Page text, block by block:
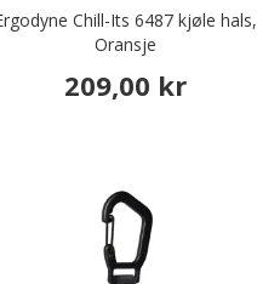
Chill-Its 6487 kjøle hals,
Oransje
209,00 kr